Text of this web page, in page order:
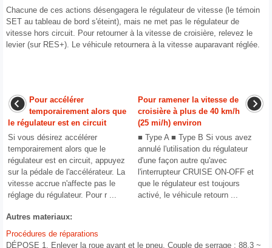
Chacune de ces actions désengagera le régulateur de vitesse (le témoin
SET au tableau de bord s'éteint), mais ne met pas le régulateur de
vitesse hors circuit. Pour retourner à la vitesse de croisière, relevez le
levier (sur RES+). Le véhicule retournera à la vitesse auparavant réglée.
Pour accélérer
temporairement alors que
le régulateur est en circuit
Si vous désirez accélérer
temporairement alors que le
régulateur est en circuit, appuyez
sur la pédale de l'accélérateur. La
vitesse accrue n'affecte pas le
réglage du régulateur. Pour r ...
Pour ramener la vitesse de
croisière à plus de 40 km/h
(25 mi/h) environ
■ Type A ■ Type B Si vous avez
annulé l'utilisation du régulateur
d'une façon autre qu'avec
l'interrupteur CRUISE ON-OFF et
que le régulateur est toujours
activé, le véhicule retourn ...
Autres materiaux:
Procédures de réparations
DÉPOSE 1. Enlever la roue avant et le pneu. Couple de serrage : 88,3 ~